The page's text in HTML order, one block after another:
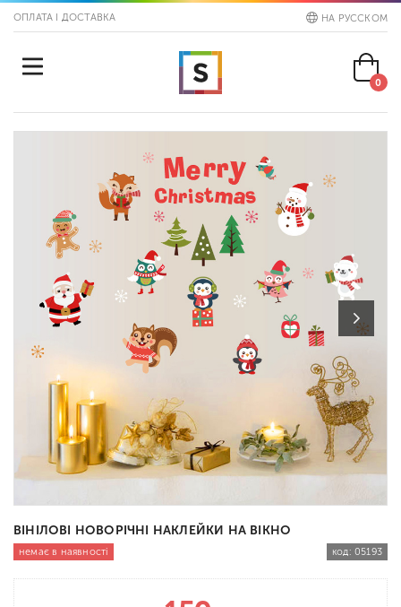
ОПЛАТА І ДОСТАВКА НА РУССКОМ
0
ВІНІЛОВІ НОВОРІЧНІ НАКЛЕЙКИ НА ВІКНО
немає в наявності код: 05193